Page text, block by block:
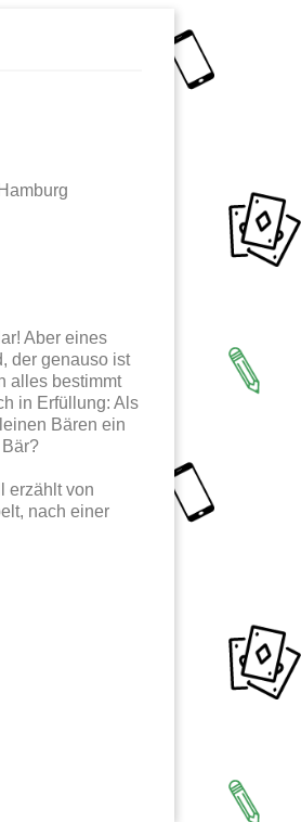
Aber eines
der genauso ist
alles bestimmt
in Erfüllung: Als
Bären ein
erzählt von
nach einer